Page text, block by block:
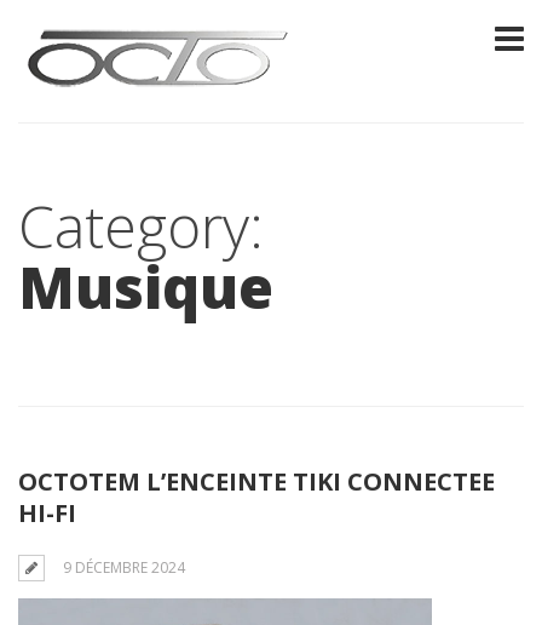
Category:
Musique
OCTOTEM L’ENCEINTE TIKI CONNECTEE
HI-FI
9 DÉCEMBRE 2024